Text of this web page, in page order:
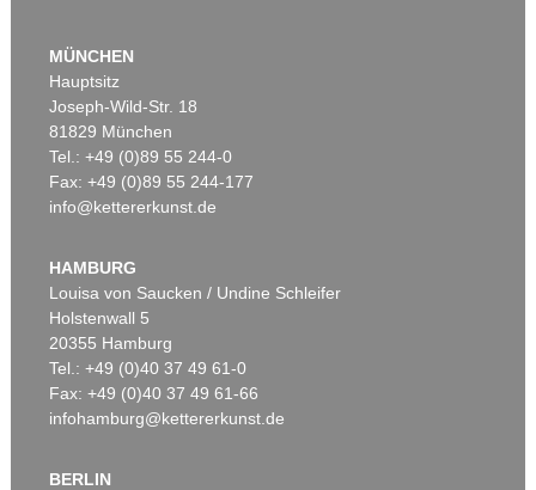
Auktion 451 - Lot 811
Ergebnis:€ 262.500
MÜNCHEN
Hauptsitz
Joseph-Wild-Str. 18
81829 München
Tel.: +49 (0)89 55 244-0
Fax: +49 (0)89 55 244-177
info@kettererkunst.de
HAMBURG
Louisa von Saucken / Undine Schleifer
Holstenwall 5
20355 Hamburg
Tel.: +49 (0)40 37 49 61-0
Fax: +49 (0)40 37 49 61-66
infohamburg@kettererkunst.de
BERLIN